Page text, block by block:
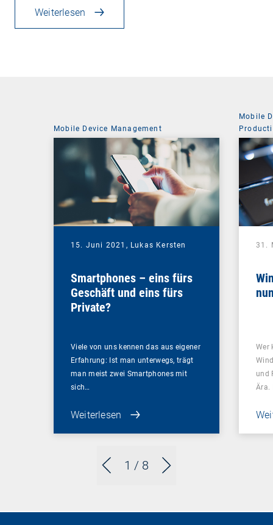
Weiterlesen
1 / 8
Mobile Device Management
15. Juni 2021, Lukas Kersten
Smartphones – eins fürs
Geschäft und eins fürs
Private?
Viele von uns kennen das aus eigener
Erfahrung: Ist man unterwegs, trägt
man meist zwei Smartphones mit
sich…
Weiterlesen
Mobile
31.
Wer
und
Ära.